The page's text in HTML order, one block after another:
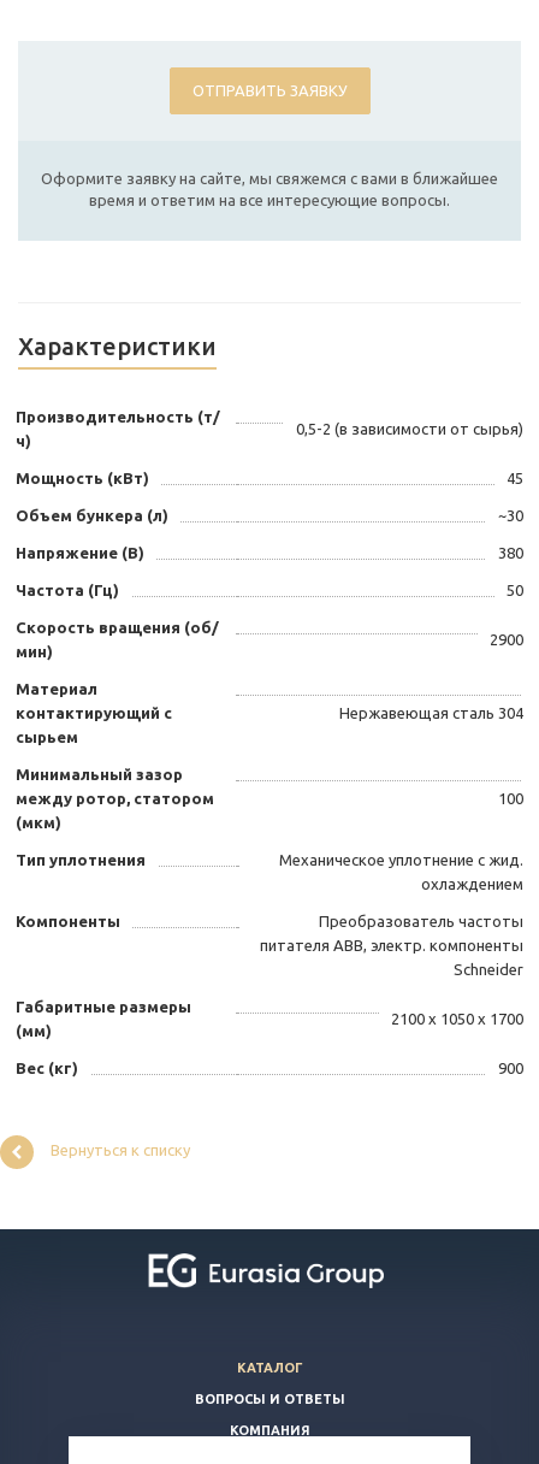
ОТПРАВИТЬ ЗАЯВКУ
Оформите заявку на сайте, мы свяжемся с вами в ближайшее
время и ответим на все интересующие вопросы.
Характеристики
Производительность (т/
ч)
0,5-2 (в зависимости от сырья)
Мощность (кВт) 45
Объем бункера (л) ~30
Напряжение (В) 380
Частота (Гц) 50
Скорость вращения (об/
мин)
2900
Материал
контактирующий с
сырьем
Нержавеющая сталь 304
Минимальный зазор
между ротор, статором
(мкм)
100
Тип уплотнения
Механическое уплотнение с жид.
охлаждением
Компоненты
Преобразователь частоты
питателя ABB, электр. компоненты
Schneider
Габаритные размеры
(мм)
2100 х 1050 х 1700
Вес (кг) 900
Вернуться к списку
КАТАЛОГ
ВОПРОСЫ И ОТВЕТЫ
КОМПАНИЯ